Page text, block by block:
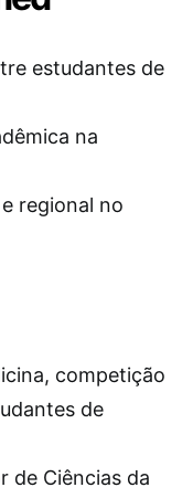
estudantes de
na
regional no
competição
de
de Ciências da